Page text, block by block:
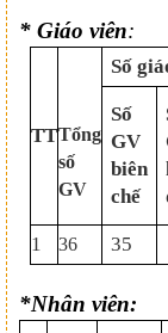
* Giáo viên:
TTTổng
số
GV
Số
Số
GV
biên
chế
1 36 35
*Nhân viên: